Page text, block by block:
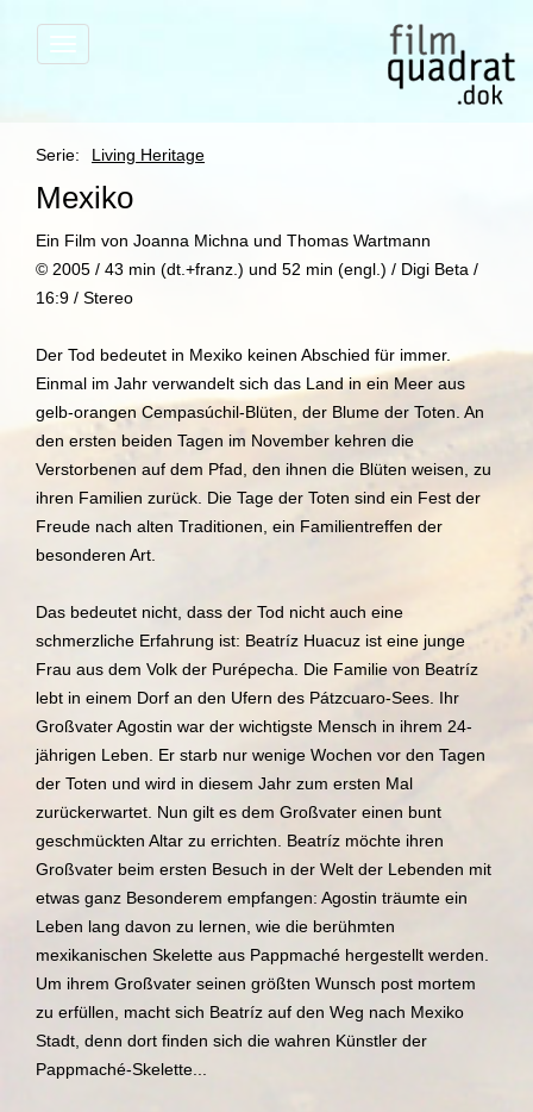
Menü
Serie: Living Heritage
Mexiko
Ein Film von Joanna Michna und Thomas Wartmann
© 2005 / 43 min (dt.+franz.) und 52 min (engl.) / Digi Beta /
16:9 / Stereo
Der Tod bedeutet in Mexiko keinen Abschied für immer.
Einmal im Jahr verwandelt sich das Land in ein Meer aus
gelb-orangen Cempasúchil-Blüten, der Blume der Toten. An
den ersten beiden Tagen im November kehren die
Verstorbenen auf dem Pfad, den ihnen die Blüten weisen, zu
ihren Familien zurück. Die Tage der Toten sind ein Fest der
Freude nach alten Traditionen, ein Familientreffen der
besonderen Art.
Das bedeutet nicht, dass der Tod nicht auch eine
schmerzliche Erfahrung ist: Beatríz Huacuz ist eine junge
Frau aus dem Volk der Purépecha. Die Familie von Beatríz
lebt in einem Dorf an den Ufern des Pátzcuaro-Sees. Ihr
Großvater Agostin war der wichtigste Mensch in ihrem 24-
jährigen Leben. Er starb nur wenige Wochen vor den Tagen
der Toten und wird in diesem Jahr zum ersten Mal
zurückerwartet. Nun gilt es dem Großvater einen bunt
geschmückten Altar zu errichten. Beatríz möchte ihren
Großvater beim ersten Besuch in der Welt der Lebenden mit
etwas ganz Besonderem empfangen: Agostin träumte ein
Leben lang davon zu lernen, wie die berühmten
mexikanischen Skelette aus Pappmaché hergestellt werden.
Um ihrem Großvater seinen größten Wunsch post mortem
zu erfüllen, macht sich Beatríz auf den Weg nach Mexiko
Stadt, denn dort finden sich die wahren Künstler der
Pappmaché-Skelette...